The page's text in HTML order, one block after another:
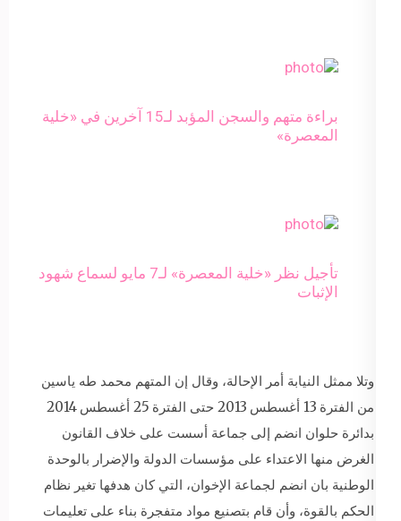
براءة متهم والسجن المؤبد لـ15 آخرين في «خلية
المعصرة»
تأجيل نظر «خلية المعصرة» لـ7 مايو لسماع شهود
الإثبات
وتلا ممثل النيابة أمر الإحالة، وقال إن المتهم محمد طه ياسين
من الفترة 13 أغسطس 2013 حتى الفترة 25 أغسطس 2014
بدائرة حلوان انضم إلى جماعة أسست على خلاف القانون
الغرض منها الاعتداء على مؤسسات الدولة والإضرار بالوحدة
الوطنية بان انضم لجماعة الإخوان، التي كان هدفها تغير نظام
الحكم بالقوة، وأن قام بتصنيع مواد متفجرة بناء على تعليمات